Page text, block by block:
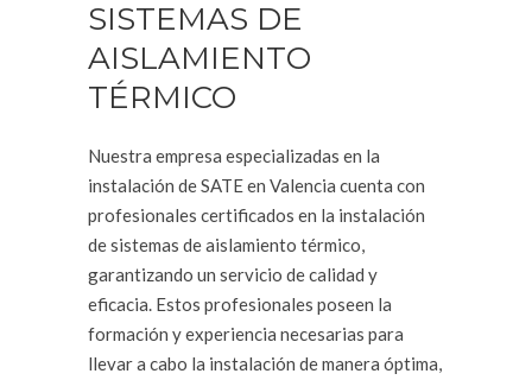
SISTEMAS DE
AISLAMIENTO
TÉRMICO
Nuestra empresa especializadas en la
instalación de SATE en Valencia cuenta con
profesionales certificados en la instalación
de sistemas de aislamiento térmico,
garantizando un servicio de calidad y
eficacia. Estos profesionales poseen la
formación y experiencia necesarias para
llevar a cabo la instalación de manera óptima,